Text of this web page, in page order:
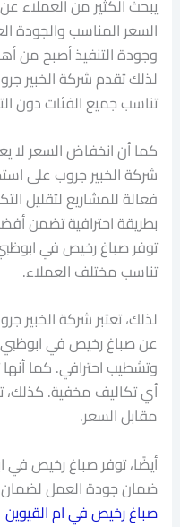
يبحث الكثير من العملاء
السعر المناسب والجودة
وجودة التنفيذ أصبح من
لذلك تقدم شركة الخبير
تناسب جميع الفئات دون
كما أن انخفاض السعر لا
شركة الخبير جروب على
فعالة للمشاريع لتقليل
بطريقة احترافية تضمن
توفر صباغ رخيص في
تناسب مختلف العملاء.
لذلك، تعتبر شركة الخبير
عن صباغ رخيص في
وتشطيب احترافي. كما
أي تكاليف مخفية.
مقابل السعر.
أيضًا، توفر صباغ رخيص في
ضمان جودة العمل لضمان
صباغ رخيص في ام القيوين